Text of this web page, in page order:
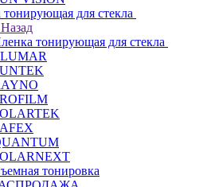
для стекла
Назад
тонирующая для стекла
тонировка